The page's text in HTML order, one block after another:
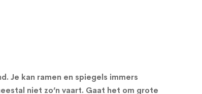
Je kan ramen en spiegels immers
niet zo’n vaart. Gaat het om grote